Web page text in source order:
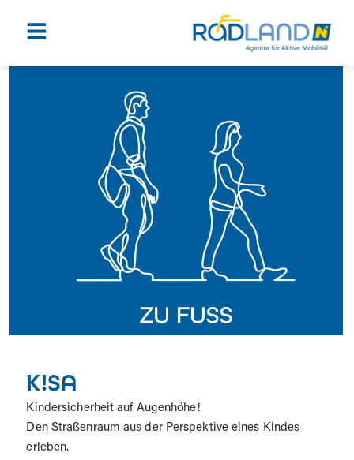
K!SA​
Kindersicherheit auf Augenhöhe !
Den Straßenraum aus der Perspektive eines Kindes
erleben.